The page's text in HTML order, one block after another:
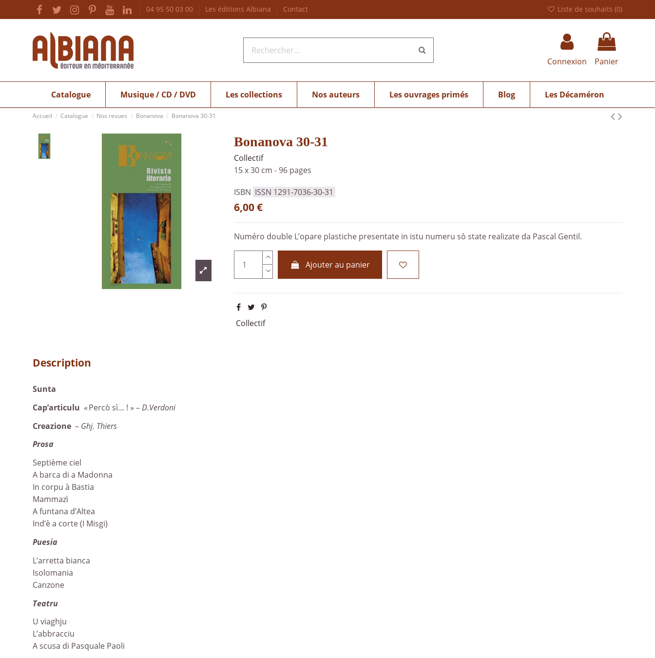
04 95 50 03 00 Les éditions Albiana Contact Liste de souhaits (0)
Connexion Panier
Catalogue Musique / CD / DVD Les collections Nos auteurs Les ouvrages primés Blog Les Décaméron
Accueil Catalogue Nos revues Bonanova Bonanova 30-31
Bonanova 30-31
Collectif
15 x 30 cm - 96 pages
ISBN ISSN 1291-7036-30-31
6,00 €
Numéro double L’opare plastiche presentate in istu numeru sò state realizate da Pascal Gentil.
Ajouter au panier
Collectif
Description
Sunta
Cap’articulu « Percò sì… ! » –D.Verdoni
Creazione – Ghj. Thiers
Prosa
Septième ciel
A barca di a Madonna
In corpu à Bastia
Mammazì
A funtana d’Altea
Ind’è a corte (I Misgi)
Puesia
L’arretta bianca
Isolomania
Canzone
Teatru
U viaghju
L’abbracciu
A scusa di Pasquale Paoli